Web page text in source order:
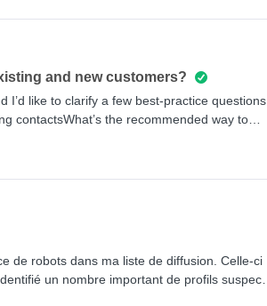
and new customers?
I’d like to clarify a few best-practice questions
contactsWhat’s the recommended way to
input? An email campaign
consent during acquisition? On Shopify
we also collect WhatsApp consent there? 3️⃣
opt-ins together (without API if
approach?
de robots dans ma liste de diffusion. Celle-ci
un nombre important de profils suspects